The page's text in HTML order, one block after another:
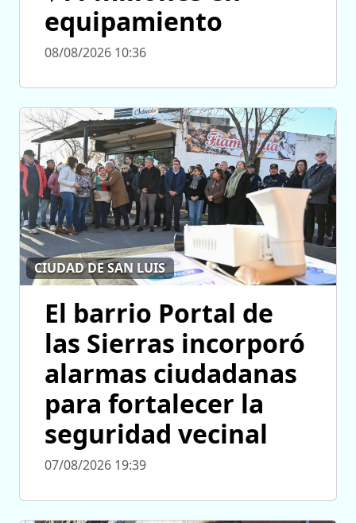
equipamiento
08/08/2026 10:36
CIUDAD DE SAN LUIS
El barrio Portal de
las Sierras incorporó
alarmas ciudadanas
para fortalecer la
seguridad vecinal
07/08/2026 19:39